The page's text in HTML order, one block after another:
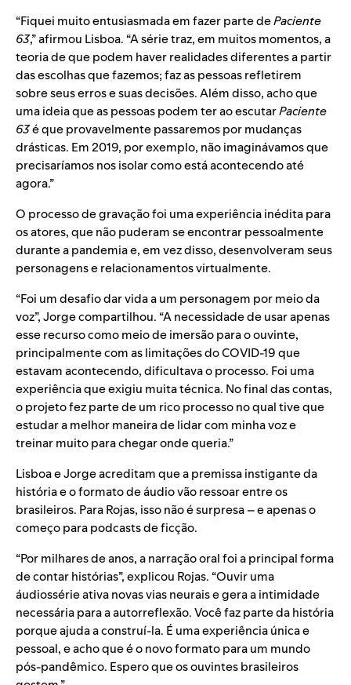
“Fiquei muito entusiasmada em fazer parte dePaciente
63,” afirmou Lisboa. “A série traz, em muitos momentos, a
teoria de que podem haver realidades diferentes a partir
das escolhas que fazemos; faz as pessoas refletirem
sobre seus erros e suas decisões. Além disso, acho que
uma ideia que as pessoas podem ter ao escutarPaciente
63é que provavelmente passaremos por mudanças
drásticas. Em 2019, por exemplo, não imaginávamos que
precisaríamos nos isolar como está acontecendo até
agora.”
O processo de gravação foi uma experiência inédita para
os atores, que não puderam se encontrar pessoalmente
durante a pandemia e, em vez disso, desenvolveram seus
personagens e relacionamentos virtualmente.
“Foi um desafio dar vida a um personagem por meio da
voz”, Jorge compartilhou. “A necessidade de usar apenas
esse recurso como meio de imersão para o ouvinte,
principalmente com as limitações do COVID-19 que
estavam acontecendo, dificultava o processo. Foi uma
experiência que exigiu muita técnica. No final das contas,
o projeto fez parte de um rico processo no qual tive que
estudar a melhor maneira de lidar com minha voz e
treinar muito para chegar onde queria.”
Lisboa e Jorge acreditam que a premissa instigante da
história e o formato de áudio vão ressoar entre os
brasileiros. Para Rojas, isso não é surpresa – e apenas o
começo para podcasts de ficção.
“Por milhares de anos, a narração oral foi a principal forma
de contar histórias”, explicou Rojas. “Ouvir uma
áudiossérie ativa novas vias neurais e gera a intimidade
necessária para a autorreflexão. Você faz parte da história
porque ajuda a construí-la. É uma experiência única e
pessoal, e acho que é o novo formato para um mundo
pós-pandêmico. Espero que os ouvintes brasileiros